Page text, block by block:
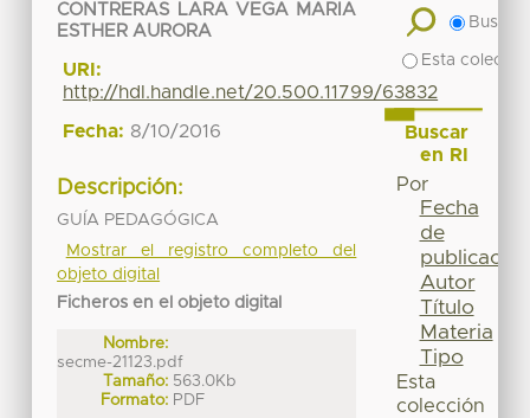
CONTRERAS LARA VEGA MARIA
ESTHER AURORA
URI:
http://hdl.handle.net/20.500.11799/63832
Fecha: 8/10/2016
Descripción:
GUÍA PEDAGÓGICA
Mostrar el registro completo del
objeto digital
Ficheros en el objeto digital
Nombre:
secme-21123.pdf
Tamaño: 563.0Kb
Formato: PDF
Buscar
Esta
Buscar
en RI
Por
Fecha
de
publicación
Autor
Título
Materia
Tipo
Esta
colección